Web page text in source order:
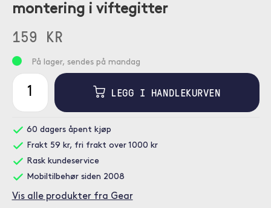
montering i viftegitter
159 KR
På lager, sendes på mandag
LEGG I HANDLEKURVEN
60 dagers åpent kjøp
Frakt 59 kr, fri frakt over 1000 kr
Rask kundeservice
Mobiltilbehør siden 2008
Vis alle produkter fra Gear